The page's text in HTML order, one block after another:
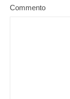
Commento